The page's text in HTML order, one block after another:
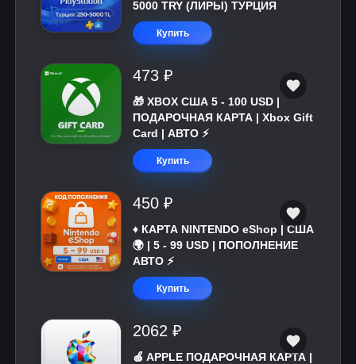
5000 TRY (ЛИРЫ) ТУРЦИЯ
Купить
473 ₽
🎁 XBOX США 5 - 100 USD |
ПОДАРОЧНАЯ КАРТА | Xbox Gift
Card | АВТО ⚡
Купить
450 ₽
♦️ КАРТА NINTENDO eShop | США
🌍 | 5 - 99 USD | ПОПОЛНЕНИЕ
АВТО ⚡
Купить
2062 ₽
🍎 APPLE ПОДАРОЧНАЯ КАРТА |